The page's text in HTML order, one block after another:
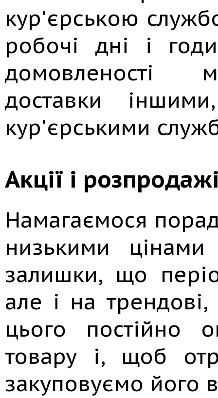
кур'єрською
робочі дні і
домовленості
доставки
кур'єрськими
Акції і
Намагаємося
низькими
залишки, що
але і на трендові,
цього постійно
товару і, щоб
закуповуємо його